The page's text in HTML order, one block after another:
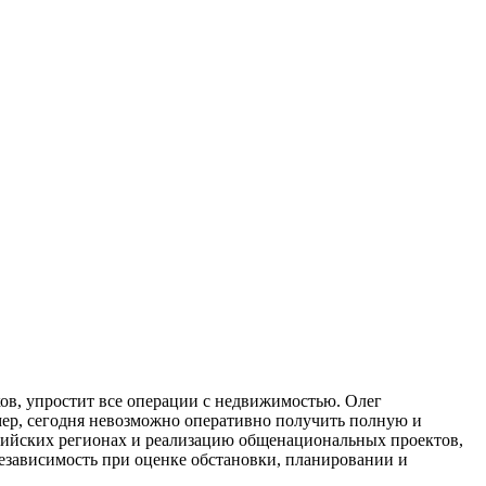
упростит все операции с недвижимостью. Олег
сегодня невозможно оперативно получить полную и
регионах и реализацию общенациональных проектов,
при оценке обстановки, планировании и